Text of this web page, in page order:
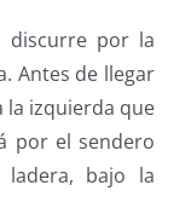
discurre por la
Antes de llegar
la izquierda que
por el sendero
bajo la